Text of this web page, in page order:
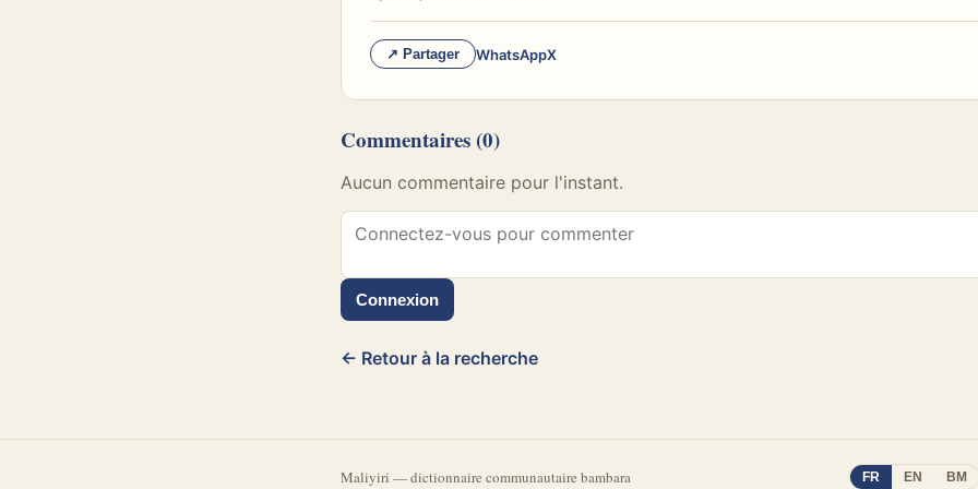
↗ Partager WhatsAppX
Commentaires (0)
Aucun commentaire pour l'instant.
Connexion
← Retour à la recherche
Maliyiri —dictionnaire communautaire bambara FR EN BM